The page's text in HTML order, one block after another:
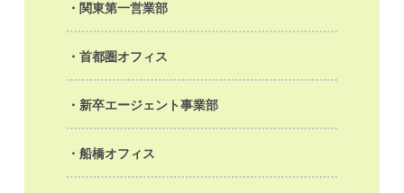
関東第一営業部
首都圏オフィス
新卒エージェント事業部
船橋オフィス